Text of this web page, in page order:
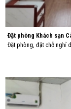
Đặt phòng Khách sạn
Đặt phòng, đặt chỗ nghỉ